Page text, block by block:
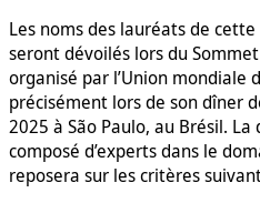
Les noms des lauréats de
seront dévoilés lors du
organisé par l’Union mondiale
précisément lors de son dîner
2025 à São Paulo, au Brésil.
composé d’experts dans le
reposera sur les critères